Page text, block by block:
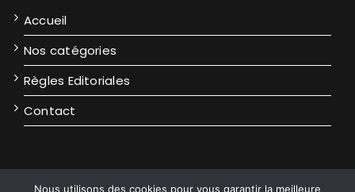
Accueil
Nos catégories
Règles Editoriales
Contact
Nous utilisons des cookies pour vous garantir la meilleure